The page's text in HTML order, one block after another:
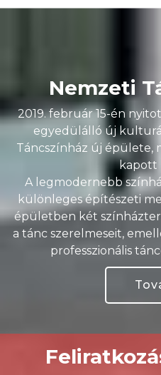
Nemzeti
2019. február 15-én
egyedülálló új
Táncszínház új épülete,
kapott
A legmodernebb
különleges építészeti
épületben két
a tánc szerelmeseit,
professzionális